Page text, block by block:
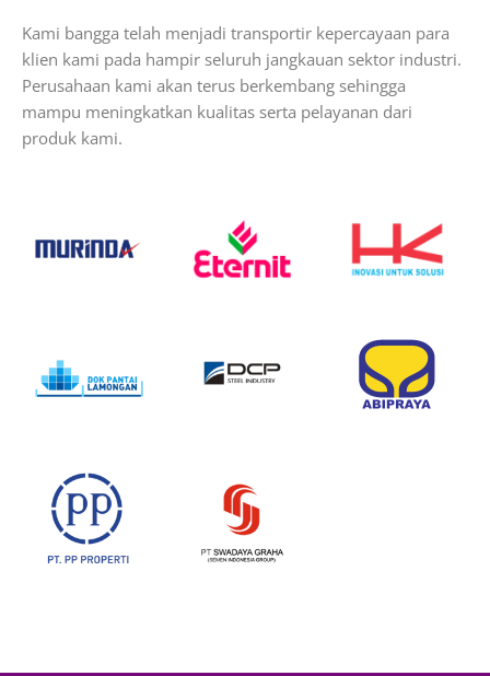
Kami bangga telah menjadi transportir kepercayaan para
klien kami pada hampir seluruh jangkauan sektor industri.
Perusahaan kami akan terus berkembang sehingga
mampu meningkatkan kualitas serta pelayanan dari
produk kami.